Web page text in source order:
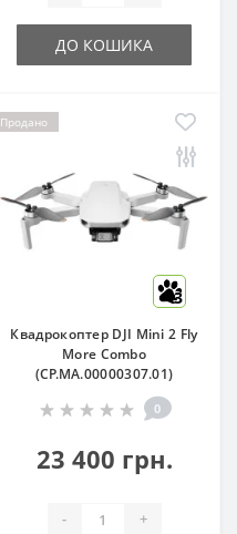
ДО КОШИКА
Продано
3
Квадрокоптер DJI Mini 2 Fly
More Combo
(CP.MA.00000307.01)
0
23 400 грн.
- +